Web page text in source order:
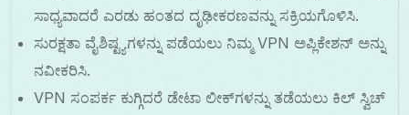
ಸಾಧ್ಯವಾದರೆ ಎರಡು ಹಂತದ ದೃಢೀಕರಣವನ್ನು ಸಕ್ರಿಯಗೊಳಿಸಿ.
ಸುರಕ್ಷತಾ ವೈಶಿಷ್ಟ್ಯಗಳನ್ನು ಪಡೆಯಲು ನಿಮ್ಮ VPN ಅಪ್ಲಿಕೇಶನ್ ಅನ್ನು
ನವೀಕರಿಸಿ.
VPN ಸಂಪರ್ಕ ಕುಗ್ಗಿದರೆ ಡೇಟಾ ಲೀಕ್‌ಗಳನ್ನು ತಡೆಯಲು ಕಿಲ್ ಸ್ವಿಚ್